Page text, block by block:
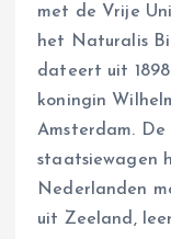
met de Vrije
het Naturalis
dateert uit
koningin
Amsterdam.
staatsiewagen
Nederlanden
uit Zeeland,